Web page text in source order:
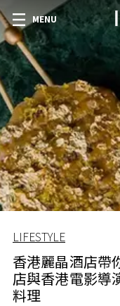
MENU
LIFESTYLE
香港麗晶酒店帶
店與香港電影導
料理